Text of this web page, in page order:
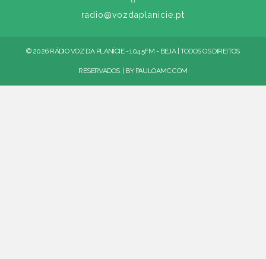
radio@vozdaplanicie.pt
© 2026 RÁDIO VOZ DA PLANÍCIE - 104.5FM - BEJA | TODOS OS DIREITOS
RESERVADOS. | BY PAULOAMC.COM